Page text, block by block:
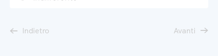
Indietro Avanti